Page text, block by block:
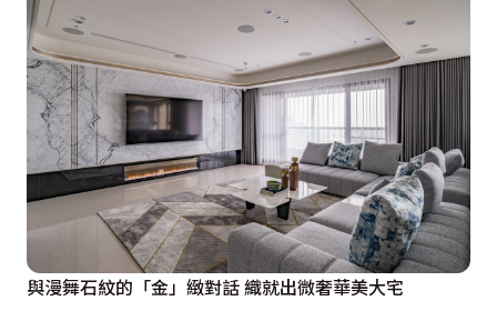
與漫舞石紋的「金」緻對話 織就出微奢華美大宅